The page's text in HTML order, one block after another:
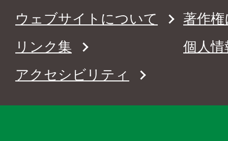
ウェブサイトについて
著作
リンク集
個人
アクセシビリティ